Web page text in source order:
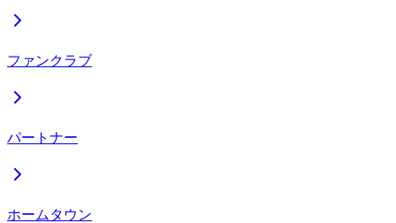
ファンクラブ
パートナー
ホームタウン